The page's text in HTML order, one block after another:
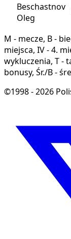
Beschastnov
Oleg
M - mecze, B -
miejsca, IV - 4.
wykluczenia, T -
bonusy, Śr./B -
©1998 - 2026